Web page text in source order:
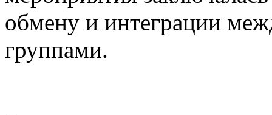
обмену и интеграции
группами.